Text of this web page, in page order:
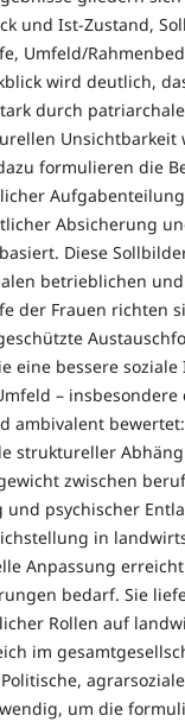
und Ist-Zustand,
Umfeld/
wird deutlich,
durch
Unsichtbarkeit
formulieren die
Absicherung
Diese
betrieblichen
der Frauen richten
eine bessere
–
ambivalent
struktureller
zwischen
psychischer
in
Anpassung
bedarf. Sie
Rollen auf
im
um die